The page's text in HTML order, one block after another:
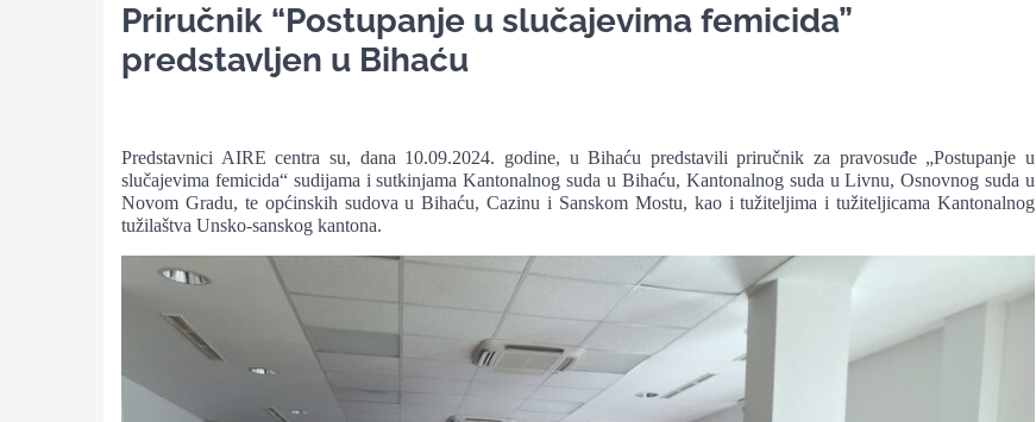
Priručnik “Postupanje u slučajevima femicida”
predstavljen u Bihaću
Predstavnici AIRE centra su, dana 10.09.2024. godine, u Bihaću predstavili priručnik za pravosuđe „Postupanje u
slučajevima femicida“ sudijama i sutkinjama Kantonalnog suda u Bihaću, Kantonalnog suda u Livnu, Osnovnog suda u
Novom Gradu, te općinskih sudova u Bihaću, Cazinu i Sanskom Mostu, kao i tužiteljima i tužiteljicama Kantonalnog
tužilaštva Unsko-sanskog kantona.